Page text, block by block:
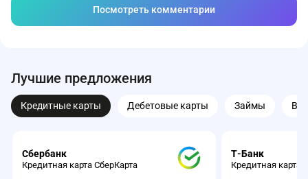
Посмотреть комментарии
Лучшие предложения
Кредитные карты Дебетовые карты Займы
Сбербанк
Кредитная карта СберКарта
Т-Банк
Кредитная карта